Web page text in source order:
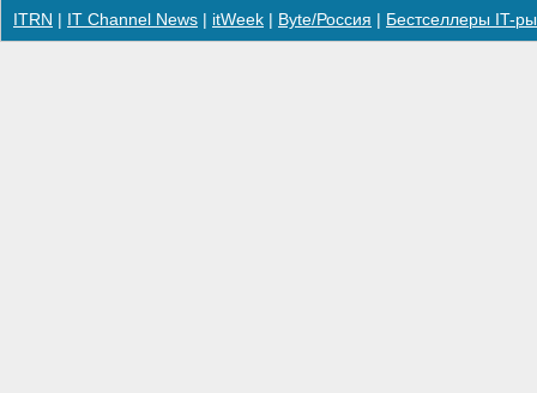
ITRN IT Channel News itWeek Byte/Россия Бестселлеры IT-